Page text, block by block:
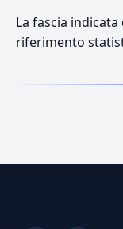
La fascia
riferimento